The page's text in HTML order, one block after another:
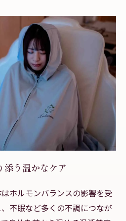
添う温かなケア
ホルモンバランスの影響を受
不眠など多くの不調につなが